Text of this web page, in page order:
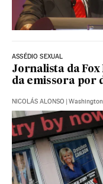
ASSÉDIO SEXUAL
Jornalista da
da emissora por
NICOLÁS ALONSO Washington